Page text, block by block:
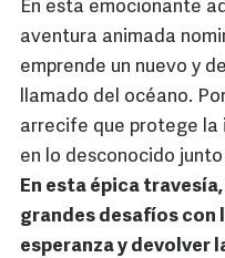
En esta emocionante
aventura animada
emprende un nuevo y
llamado del océano.
arrecife que protege la
en lo desconocido
En esta épica
grandes desafíos con
esperanza y devolver